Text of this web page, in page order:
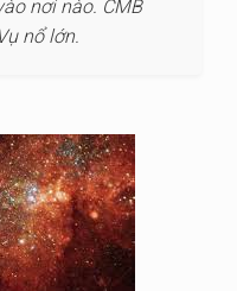
nơi nào. CMB
nổ lớn.